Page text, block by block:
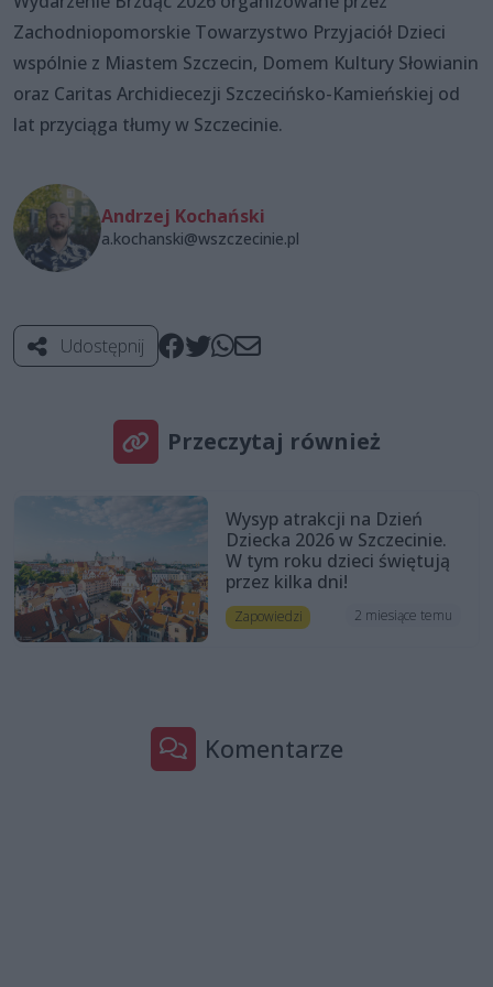
Zachodniopomorskie Towarzystwo Przyjaciół Dzieci
wspólnie z Miastem Szczecin, Domem Kultury Słowianin
oraz Caritas Archidiecezji Szczecińsko-Kamieńskiej od
lat przyciąga tłumy w Szczecinie.
Andrzej Kochański
a.kochanski@wszczecinie.pl
Udostępnij
Przeczytaj również
Wysyp atrakcji na Dzień
Dziecka 2026 w Szczecinie.
W tym roku dzieci świętują
przez kilka dni!
Zapowiedzi 2 miesiące temu
Komentarze